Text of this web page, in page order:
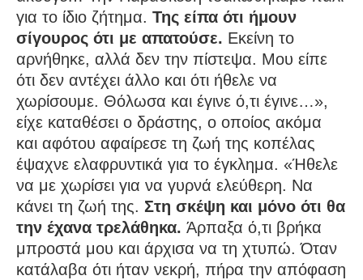
για το ίδιο ζήτημα. Της είπα ότι ήμουν
σίγουρος ότι με απατούσε. Εκείνη το
αρνήθηκε, αλλά δεν την πίστεψα. Μου είπε
ότι δεν αντέχει άλλο και ότι ήθελε να
χωρίσουμε. Θόλωσα και έγινε ό,τι έγινε…»,
είχε καταθέσει ο δράστης, ο οποίος ακόμα
και αφότου αφαίρεσε τη ζωή της κοπέλας
έψαχνε ελαφρυντικά για το έγκλημα. «Ήθελε
να με χωρίσει για να γυρνά ελεύθερη. Να
κάνει τη ζωή της. Στη σκέψη και μόνο ότι θα
την έχανα τρελάθηκα. Άρπαξα ό,τι βρήκα
μπροστά μου και άρχισα να τη χτυπώ. Όταν
κατάλαβα ότι ήταν νεκρή, πήρα την απόφαση